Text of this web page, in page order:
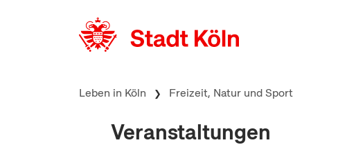
Leben in Köln Freizeit, Natur und Sport
Veranstaltungen